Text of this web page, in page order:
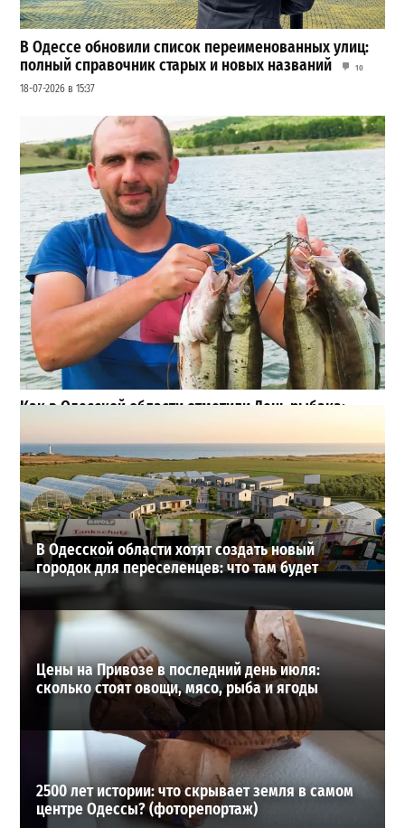
В Одессе обновили список переименованных улиц:
полный справочник старых и новых названий
10
18-07-2026 в 15:37
Как в Одесской области отметили День рыбака:
большие трофеи, искренние эмоции и яркие фото
3
19-07-2026 в 15:19
ВИБОР РЕДАКЦИИ
В Одесской области хотят создать новый
городок для переселенцев: что там будет
Цены на Привозе в последний день июля:
сколько стоят овощи, мясо, рыба и ягоды
2500 лет истории: что скрывает земля в самом
центре Одессы? (фоторепортаж)